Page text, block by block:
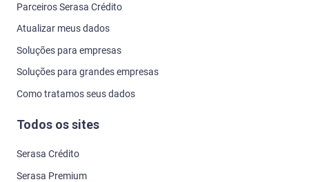
Parceiros Serasa Crédito
Atualizar meus dados
Soluções para empresas
Soluções para grandes empresas
Como tratamos seus dados
Todos os sites
Serasa Crédito
Serasa Premium